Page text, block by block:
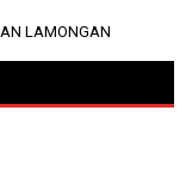
LAMONGAN